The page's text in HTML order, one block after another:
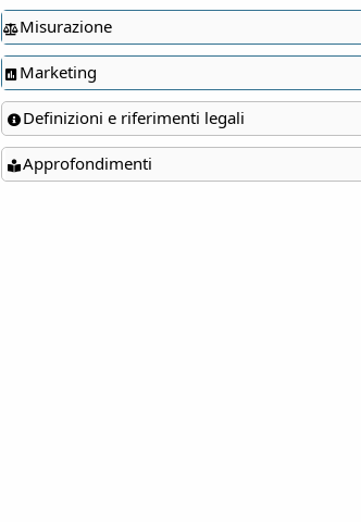
Misurazione
Marketing
Definizioni e riferimenti legali
Approfondimenti